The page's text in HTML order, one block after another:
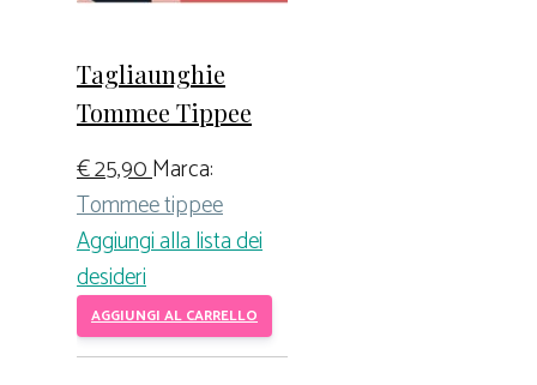
Tagliaunghie
Tommee Tippee
€25,90Marca:
Tommee tippee
Aggiungi alla lista dei
desideri
AGGIUNGI AL CARRELLO